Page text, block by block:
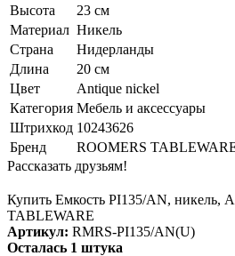
Высота
23 см
Материал Никель
Страна
Нидерланды
Длина
20 см
Цвет
Antique nickel
Категория Мебель и аксессуары
Штрихкод 10243626
Бренд
ROOMERS
Рассказать друзьям!
Купить Емкость PI135/AN, никель,
TABLEWARE
Артикул: RMRS-PI135/AN(U)
Осталась 1 штука